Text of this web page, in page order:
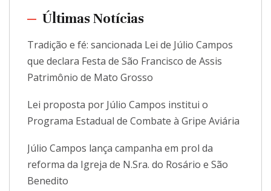
Últimas Notícias
Tradição e fé: sancionada Lei de Júlio Campos
que declara Festa de São Francisco de Assis
Patrimônio de Mato Grosso
Lei proposta por Júlio Campos institui o
Programa Estadual de Combate à Gripe Aviária
Júlio Campos lança campanha em prol da
reforma da Igreja de N.Sra. do Rosário e São
Benedito